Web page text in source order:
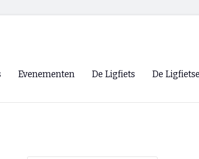
Evenementen De Ligfiets De